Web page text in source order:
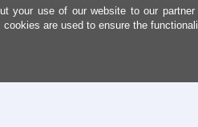
your use of our website to our
cookies are used to ensure the